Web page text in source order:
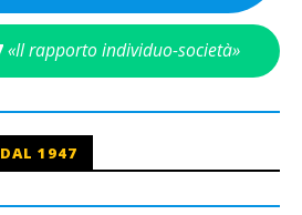
«Il rapporto individuo-società»
1947